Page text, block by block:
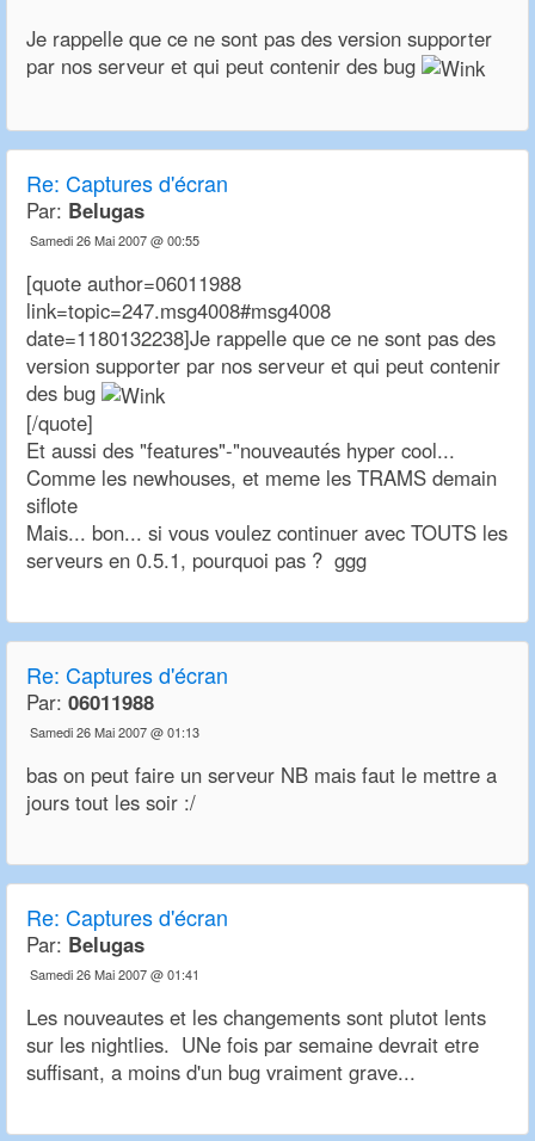
Je rappelle que ce ne sont pas des version supporter
par nos serveur et qui peut contenir des bug
Re: Captures d'écran
Par: Belugas
Samedi 26 Mai 2007 @ 00:55
[quote author=06011988
link=topic=247.msg4008#msg4008
date=1180132238]Je rappelle que ce ne sont pas des
version supporter par nos serveur et qui peut contenir
des bug
[/quote]
Et aussi des "features"-"nouveautés hyper cool...
Comme les newhouses, et meme les TRAMS demain
siflote
Mais... bon... si vous voulez continuer avec TOUTS les
serveurs en 0.5.1, pourquoi pas ? ggg
Re: Captures d'écran
Par: 06011988
Samedi 26 Mai 2007 @ 01:13
bas on peut faire un serveur NB mais faut le mettre a
jours tout les soir :/
Re: Captures d'écran
Par: Belugas
Samedi 26 Mai 2007 @ 01:41
Les nouveautes et les changements sont plutot lents
sur les nightlies. UNe fois par semaine devrait etre
suffisant, a moins d'un bug vraiment grave...